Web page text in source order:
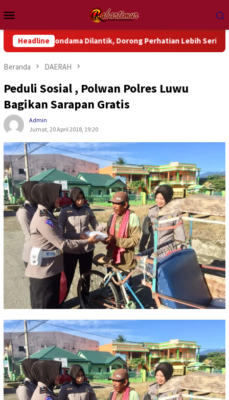
ke
kontenMobile
HeadlineDilantik, Dorong Perhatian Lebih Serius Terhadap Isu
Beranda DAERAH
Peduli Sosial , Polwan Polres Luwu
Bagikan Sarapan Gratis
Admin
Jumat, 20 April 2018, 19:20